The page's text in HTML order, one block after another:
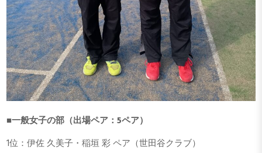
■一般女子の部（出場ペア：5ペア）
1位：伊佐 久美子・稲垣 彩 ペア（世田谷クラブ）